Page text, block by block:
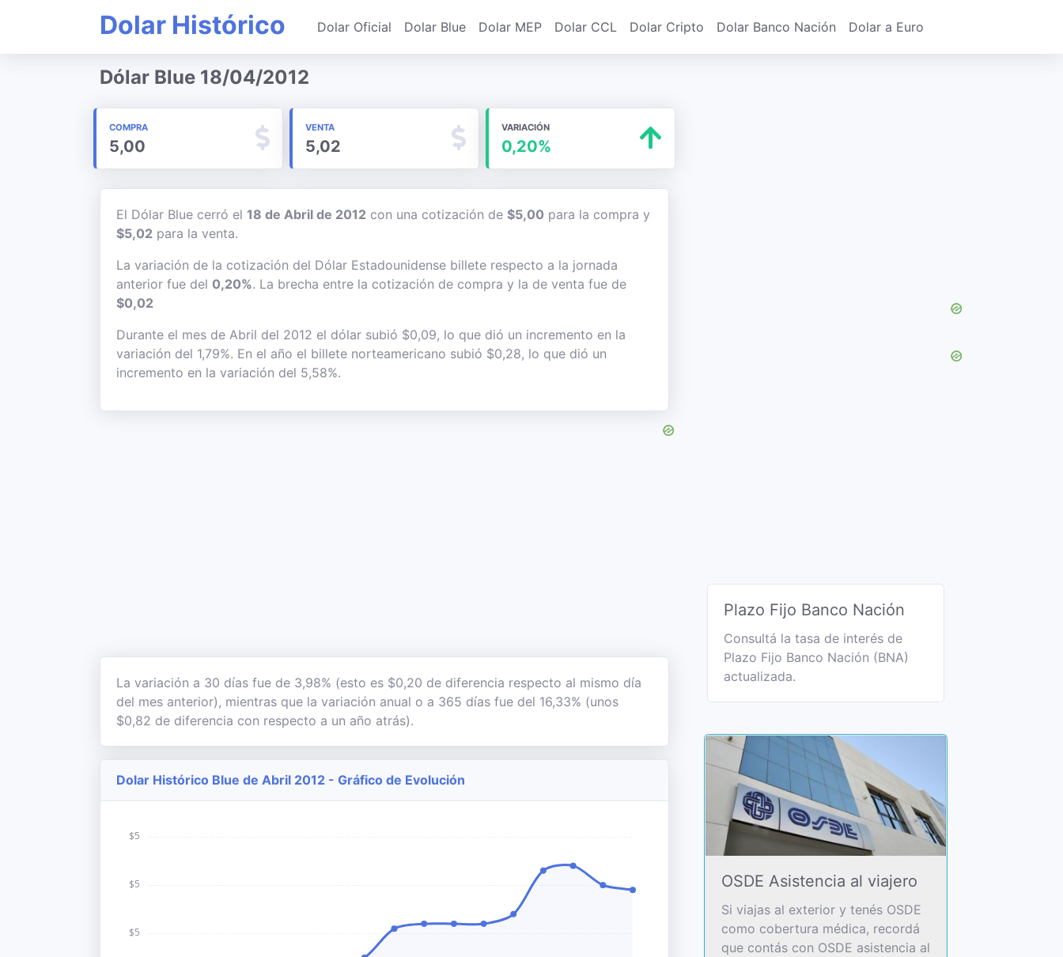
Dolar Histórico Dolar Oficial Dolar Blue Dolar MEP Dolar CCL Dolar Cripto Dolar Banco Nación Dolar a Euro
Dólar Blue 18/04/2012
COMPRA
5,00
VENTA
5,02
VARIACIÓN
0,20%
El Dólar Blue cerró el 18 de Abril de 2012 con una cotización de $5,00 para la compra y
$5,02 para la venta.
La variación de la cotización del Dólar Estadounidense billete respecto a la jornada
anterior fue del 0,20%. La brecha entre la cotización de compra y la de venta fue de
$0,02
Durante el mes de Abril del 2012 el dólar subió $0,09, lo que dió un incremento en la
variación del 1,79%. En el año el billete norteamericano subió $0,28, lo que dió un
incremento en la variación del 5,58%.
La variación a 30 días fue de 3,98% (esto es $0,20 de diferencia respecto al mismo día
del mes anterior), mientras que la variación anual o a 365 días fue del 16,33% (unos
$0,82 de diferencia con respecto a un año atrás).
Dolar Histórico Blue de Abril 2012 - Gráfico de Evolución
Plazo Fijo Banco Nación
Consultá la tasa de interés de
Plazo Fijo Banco Nación (BNA)
actualizada.
OSDE Asistencia al viajero
Si viajas al exterior y tenés OSDE
como cobertura médica, recordá
que contás con OSDE asistencia al